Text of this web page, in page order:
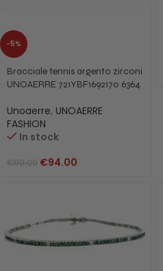
-5%
Bracciale tennis argento zirconi
UNOAERRE 721YBF1692170 6364
Unoaerre, UNOAERRE
FASHION
In stock
€99.00 €94.00